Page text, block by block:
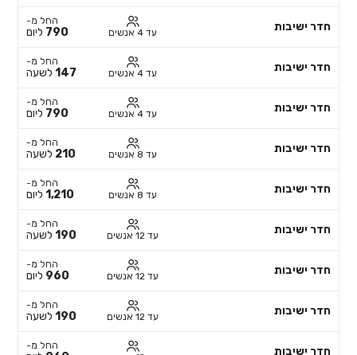
חדר ישיבות עד 4 אנשים
החל מ-
790 ליום
חדר ישיבות עד 4 אנשים
החל מ-
147 לשעה
חדר ישיבות עד 4 אנשים
החל מ-
790 ליום
חדר ישיבות עד 8 אנשים
החל מ-
210 לשעה
חדר ישיבות עד 8 אנשים
החל מ-
1,210 ליום
חדר ישיבות עד 12 אנשים
החל מ-
190 לשעה
חדר ישיבות עד 12 אנשים
החל מ-
960 ליום
חדר ישיבות עד 12 אנשים
החל מ-
190 לשעה
חדר ישיבות החל מ-